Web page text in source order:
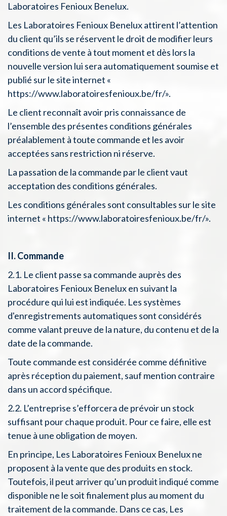
Laboratoires Fenioux Benelux.
Les Laboratoires Fenioux Benelux attirent l’attention
du client qu’ils se réservent le droit de modifier leurs
conditions de vente à tout moment et dès lors la
nouvelle version lui sera automatiquement soumise et
publié sur le site internet «
https://www.laboratoiresfenioux.be/fr/».
Le client reconnaît avoir pris connaissance de
l’ensemble des présentes conditions générales
préalablement à toute commande et les avoir
acceptées sans restriction ni réserve.
La passation de la commande par le client vaut
acceptation des conditions générales.
Les conditions générales sont consultables sur le site
internet « https://www.laboratoiresfenioux.be/fr/».
II. Commande
2.1. Le client passe sa commande auprès des
Laboratoires Fenioux Benelux en suivant la
procédure qui lui est indiquée. Les systèmes
d'enregistrements automatiques sont considérés
comme valant preuve de la nature, du contenu et de la
date de la commande.
Toute commande est considérée comme définitive
après réception du paiement, sauf mention contraire
dans un accord spécifique.
2.2. L’entreprise s’efforcera de prévoir un stock
suffisant pour chaque produit. Pour ce faire, elle est
tenue à une obligation de moyen.
En principe, Les Laboratoires Fenioux Benelux ne
proposent à la vente que des produits en stock.
Toutefois, il peut arriver qu’un produit indiqué comme
disponible ne le soit finalement plus au moment du
traitement de la commande. Dans ce cas, Les